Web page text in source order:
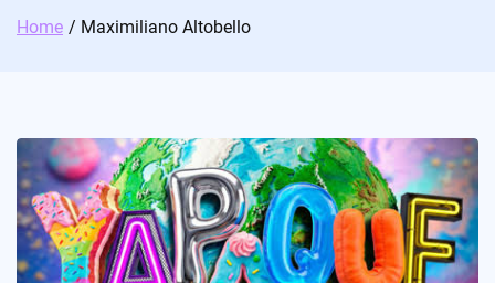
Home Maximiliano Altobello